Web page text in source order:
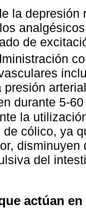
la depresión
de
presión
durante 5-
la
cólico, ya
disminuyen
del
actúan